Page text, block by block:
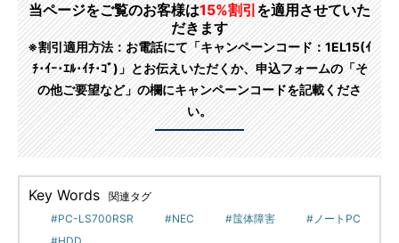
当ページをご覧のお客様は15%割引 を適用させていた
だきます
※割引適用方法：お電話にて「キャンペーンコード：1EL15(ｲ
ﾁ･ｲｰ･ｴﾙ･ｲﾁ･ｺﾞ)」とお伝えいただくか、申込フォームの「そ
の他ご要望など」の欄にキャンペーンコードを記載くださ
い。
Key Words
関連タグ
PC-LS700RSR
NEC 筺体障害
ノートPC